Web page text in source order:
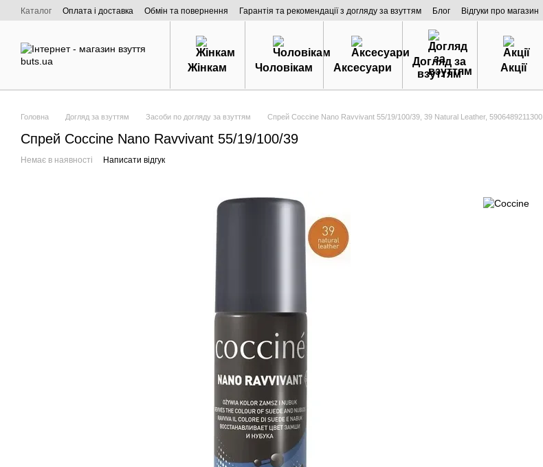
Перейти к основному контенту
Каталог Оплата і доставка Обмін та повернення Гарантія та рекомендації з догляду за взуттям Блог Відгуки про магазин
Про нас
Жінкам Чоловікам Аксесуари
Догляд за
взуттям
Акції
Головна Догляд за взуттям Засоби по догляду за взуттям Спрей Coccine Nano Ravvivant 55/19/100/39, 39 Natural Leather, 5906489211300
Спрей Coccine Nano Ravvivant 55/19/100/39
Немає в наявності Написати відгук